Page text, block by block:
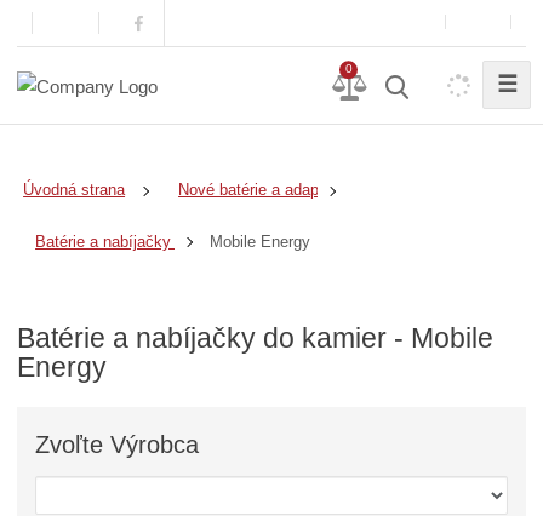
0
☰
Úvodná strana Nové batérie a adaptéry
Batérie a nabíjačky do kamierMobile Energy
Batérie a nabíjačky do kamier - Mobile
Energy
ZvoľteVýrobca